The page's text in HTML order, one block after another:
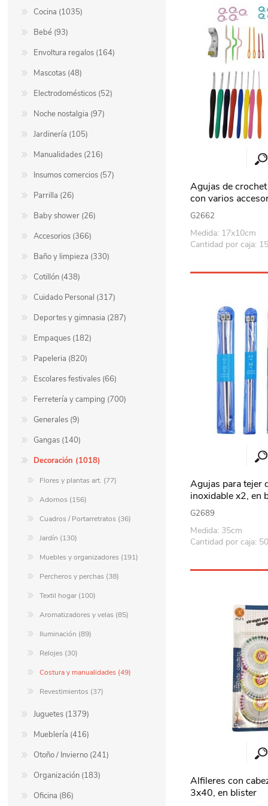
Berlina Air
BERLINA GLASS
Berlina Home Muebles Berlina Outdoor
KEMEI Beauty Angel
Ninguna
Agujas de
con varios
plástico
G2662
Medida: 17x10cm
Cantidad por caja:
Agujas para tejer
inoxidable x2, en
medidas
G2689
Medida: 35cm
Cantidad por caja:
Alfileres con
3x40, en blister
Cocina (1035)
Bebé (93)
Envoltura regalos (164)
Mascotas (48)
Electrodomésticos (52)
Noche nostalgia (97)
Jardinería (105)
Manualidades (216)
Insumos comercios (57)
Parrilla (26)
Baby shower (26)
Accesorios (366)
Baño y limpieza (330)
Cotillón (438)
Cuidado Personal (317)
Deportes y gimnasia (287)
Empaques (182)
Papeleria (820)
Escolares festivales (66)
Ferretería y camping (700)
Generales (9)
Gangas (140)
Decoración (1018)
Flores y plantas art. (77)
Adornos (156)
Cuadros / Portarretratos (36)
Jardín (130)
Muebles y organizadores (191)
Percheros y perchas (38)
Textil hogar (100)
Aromatizadores y velas (85)
Iluminación (89)
Relojes (30)
Costura y manualidades (49)
Revestimientos (37)
Juguetes (1379)
Mueblería (416)
Otoño / Invierno (241)
Organización (183)
Oficina (86)